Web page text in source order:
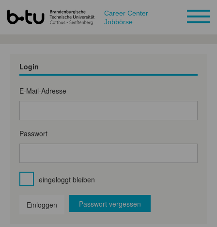
Career Center
Jobbörse
Login
E-Mail-Adresse
Passwort
eingeloggt bleiben
Einloggen Passwort vergessen